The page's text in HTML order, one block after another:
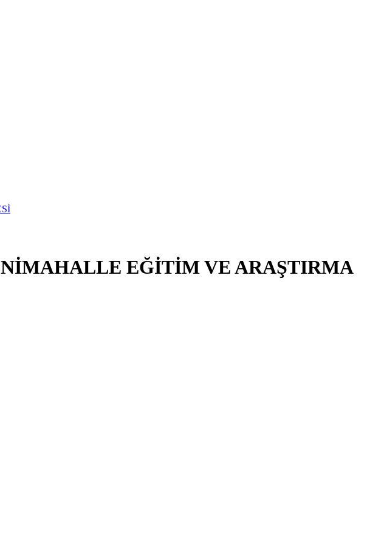
EĞİTİM VE ARAŞTIRMA